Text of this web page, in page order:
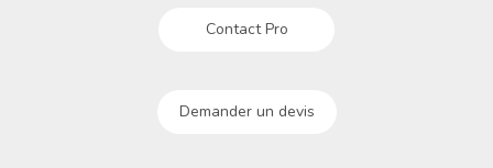
Contact Pro
Demander un devis